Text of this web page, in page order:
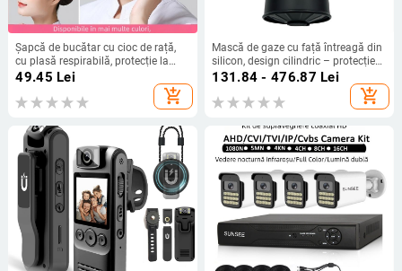
Șapcă de bucătar cu cioc de rață,
cu plasă respirabilă, protecție la
praf pentru atelier și bucătărie,
49.45 Lei
add_shopping_cart
Mască de gaze cu față întreagă din
silicon, design cilindric – protecție
KN95 pentru gaze toxice, standard
GB2890-2009, ambalaj 10 seturi pe
cutie
131.84 - 476.87 Lei
add_shopping_cart